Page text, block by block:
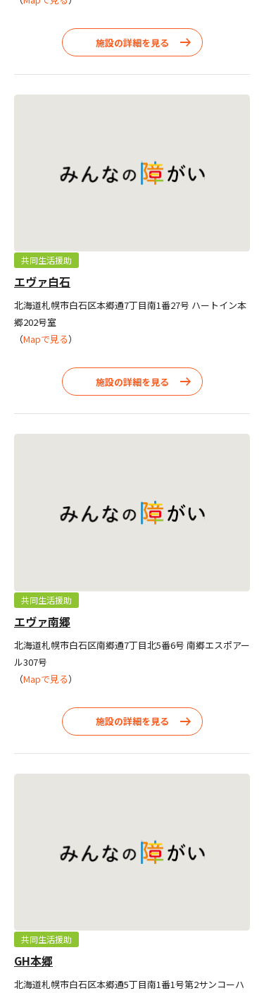
施設の詳細を見る
共同生活援助
エヴァ白石
北海道札幌市白石区本郷通7丁目南1番27号 ハートイン本
郷202号室
（Mapで見る）
施設の詳細を見る
共同生活援助
エヴァ南郷
北海道札幌市白石区南郷通7丁目北5番6号 南郷エスポアー
ル307号
（Mapで見る）
施設の詳細を見る
共同生活援助
GH本郷
北海道札幌市白石区本郷通5丁目南1番1号第2サンコーハ